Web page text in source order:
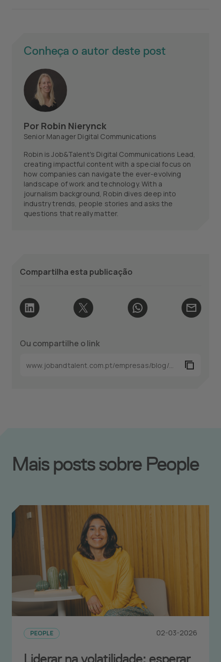
Conheça o autor deste post
Por Robin Nierynck
Senior Manager Digital Communications
Robin is Job&Talent's Digital Communications Lead,
creating impactful content with a special focus on
how companies can navigate the ever-evolving
landscape of work and technology. With a
journalism background, Robin dives deep into
industry trends, people stories and asks the
questions that really matter.
Compartilha esta publicação
Ou compartilhe o link
Mais posts sobre People
Liderar na volatilidade: esperar
PEOPLE 02-03-2026